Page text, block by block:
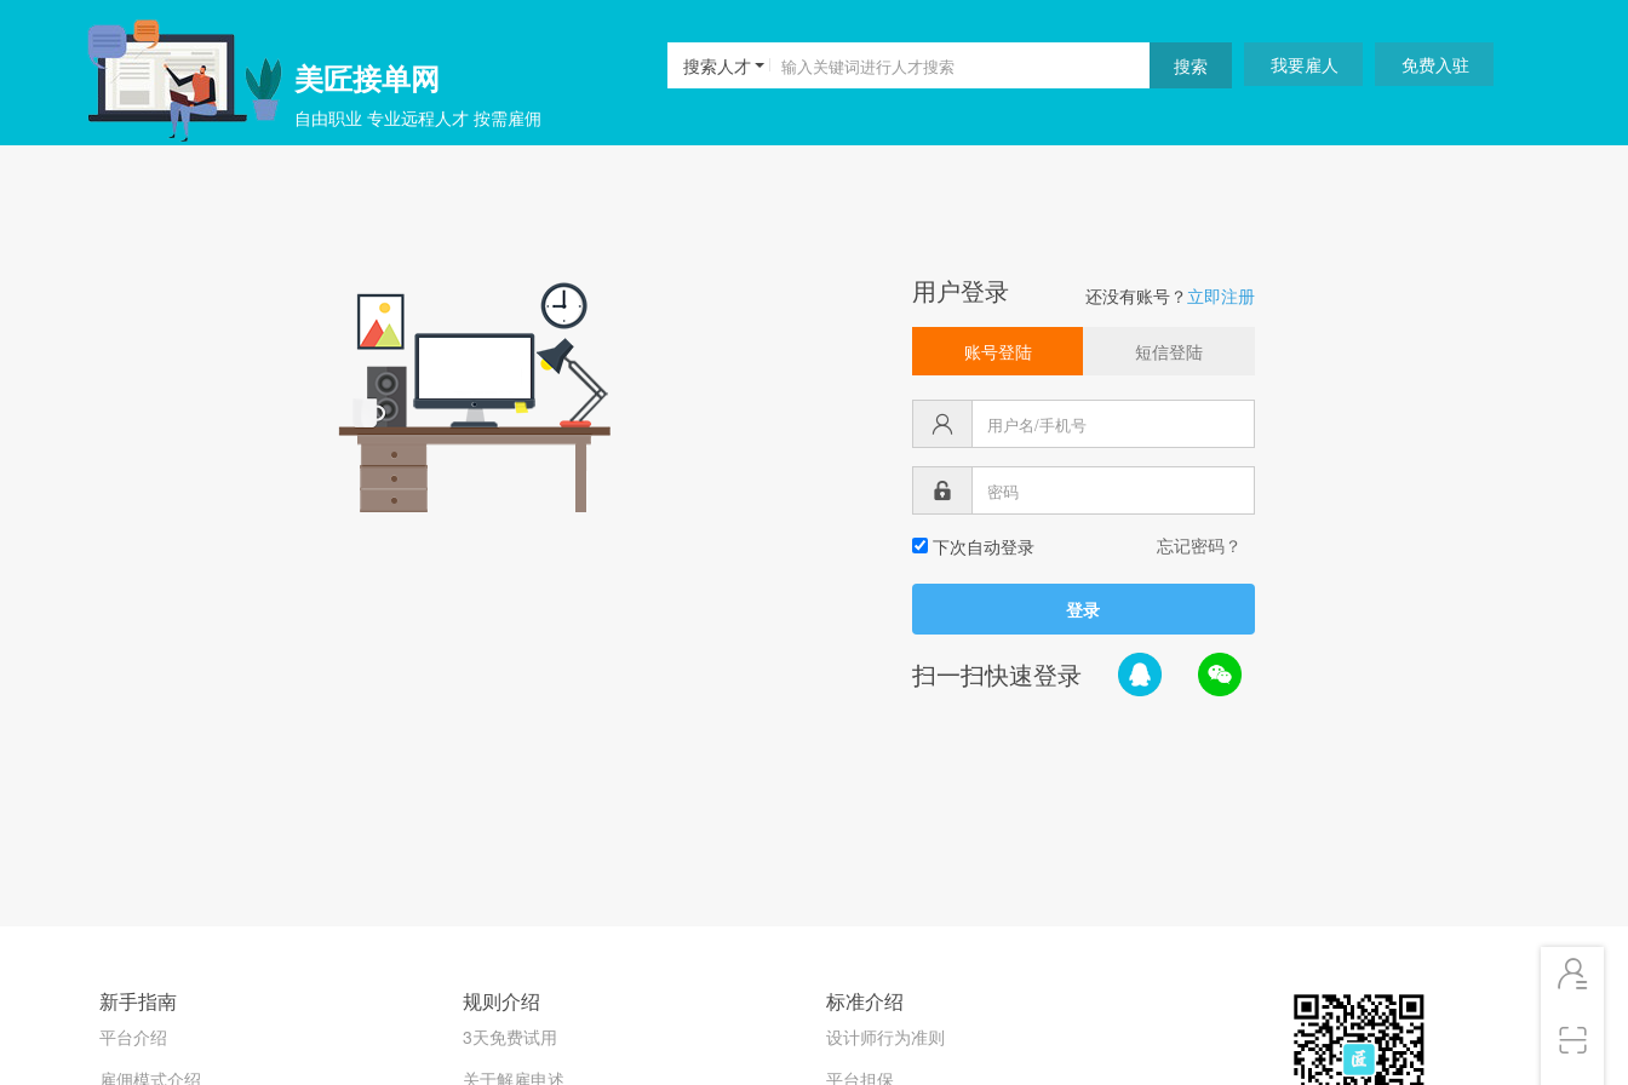
美匠接单网
自由职业 专业远程人才 按需雇佣
搜索人才 我要雇人 免费入驻
用户登录 还没有账号？ 立即注册
账号登陆 短信登陆
下次自动登录 忘记密码？
登录
扫一扫快速登录
新手指南
平台介绍
雇佣模式介绍
规则介绍
3天免费试用
关于解雇申述
标准介绍
设计师行为准则
平台担保